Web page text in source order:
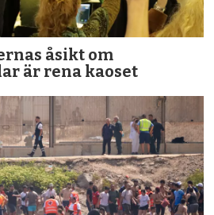
åsikt om
är rena kaoset